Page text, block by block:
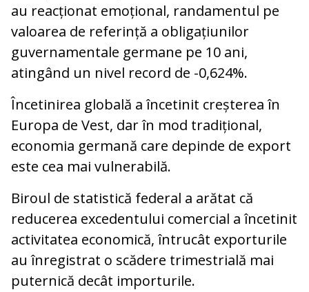
au reacționat emoțional, randamentul pe
valoarea de referință a obligațiunilor
guvernamentale germane pe 10 ani,
atingând un nivel record de -0,624%.
Încetinirea globală a încetinit creșterea în
Europa de Vest, dar în mod tradițional,
economia germană care depinde de export
este cea mai vulnerabilă.
Biroul de statistică federal a arătat că
reducerea excedentului comercial a încetinit
activitatea economică, întrucât exporturile
au înregistrat o scădere trimestrială mai
puternică decât importurile.